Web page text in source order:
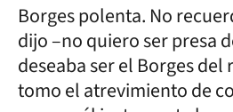
Borges polenta. No
dijo –no quiero ser presa
deseaba ser el Borges del
tomo el atrevimiento de